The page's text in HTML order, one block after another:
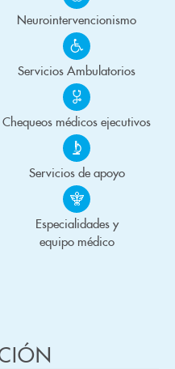
Neurointervencionismo
Servicios Ambulatorios
Chequeos médicos ejecutivos
Servicios de apoyo
Especialidades y
equipo médico